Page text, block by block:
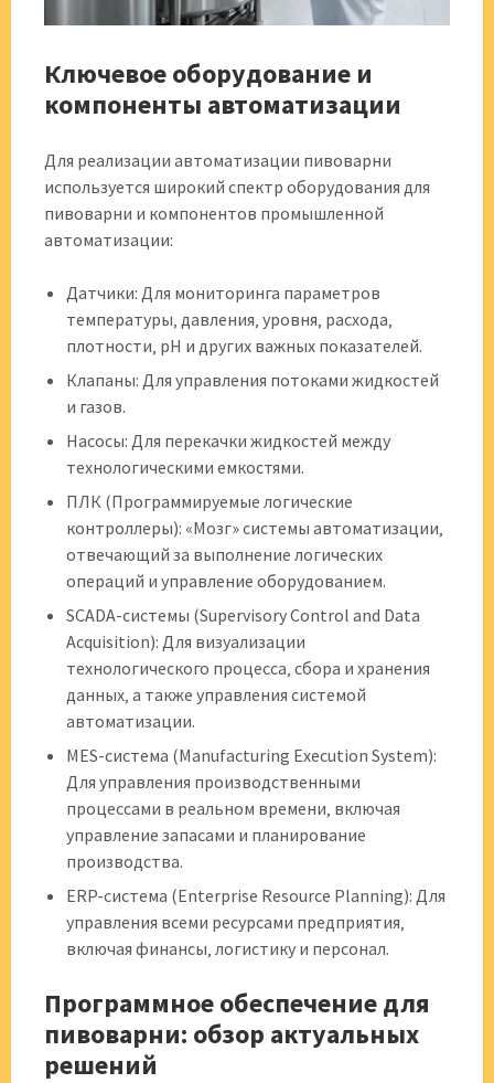
Ключевое оборудование и
компоненты автоматизации
Для реализации автоматизации пивоварни
используется широкий спектр оборудования для
пивоварни и компонентов промышленной
автоматизации:
Датчики: Для мониторинга параметров
температуры‚ давления‚ уровня‚ расхода‚
плотности‚ pH и других важных показателей.
Клапаны: Для управления потоками жидкостей
и газов.
Насосы: Для перекачки жидкостей между
технологическими емкостями.
ПЛК (Программируемые логические
контроллеры): «Мозг» системы автоматизации‚
отвечающий за выполнение логических
операций и управление оборудованием.
SCADA-системы (Supervisory Control and Data
Acquisition): Для визуализации
технологического процесса‚ сбора и хранения
данных‚ а также управления системой
автоматизации.
MES-система (Manufacturing Execution System):
Для управления производственными
процессами в реальном времени‚ включая
управление запасами и планирование
производства.
ERP-система (Enterprise Resource Planning): Для
управления всеми ресурсами предприятия‚
включая финансы‚ логистику и персонал.
Программное обеспечение для
пивоварни: обзор актуальных
решений